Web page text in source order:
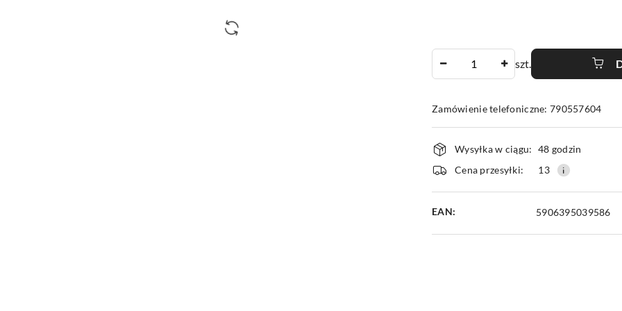
szt.
Zamówienie telefoniczne: 790557604
Dostępność
i
dostawa
Wysyłka w ciągu: 48 godzin
Cena przesyłki:
13
EAN: 5906395039586